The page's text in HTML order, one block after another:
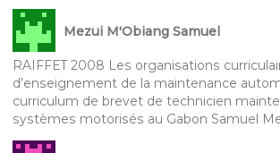
Mezui M'Obiang Samuel
RAIFFET 2008 Les organisations
d’enseignement de la maintenance
curriculum de brevet de technicien
systèmes motorisés au Gabon Samuel